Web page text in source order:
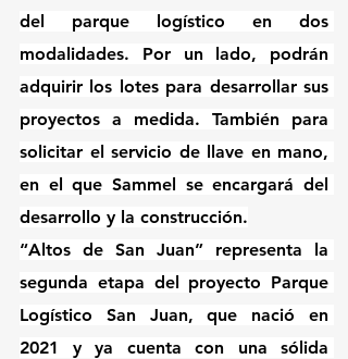
del parque logístico en dos
modalidades. Por un lado, podrán
adquirir los lotes para desarrollar sus
proyectos a medida. También para
solicitar el servicio de llave en mano,
en el que Sammel se encargará del
desarrollo y la construcción.
“Altos de San Juan” representa la
segunda etapa del proyecto Parque
Logístico San Juan, que nació en
2021 y ya cuenta con una sólida